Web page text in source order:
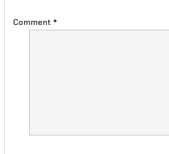
Comment*